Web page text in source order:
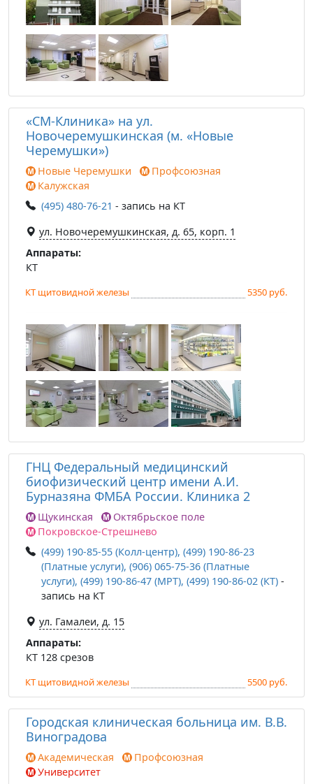
«СМ-Клиника» на ул.
Новочеремушкинская (м. «Новые
Черемушки»)
Новые Черемушки
Профсоюзная
Калужская
(495) 480-76-21 - запись на КТ
ул. Новочеремушкинская, д. 65, корп. 1
Аппараты:
КТ
КТ щитовидной железы 5350 руб.
ГНЦ Федеральный медицинский
биофизический центр имени А.И.
Бурназяна ФМБА России. Клиника 2
Щукинская
Октябрьское поле
Покровское-Стрешнево
(499) 190-85-55 (Колл-центр), (499) 190-86-23
(Платные услуги), (906) 065-75-36 (Платные
услуги), (499) 190-86-47 (МРТ), (499) 190-86-02 (КТ) -
запись на КТ
ул. Гамалеи, д. 15
Аппараты:
КТ 128 срезов
КТ щитовидной железы 5500 руб.
Городская клиническая больница им. В.В.
Виноградова
Академическая
Профсоюзная
Университет